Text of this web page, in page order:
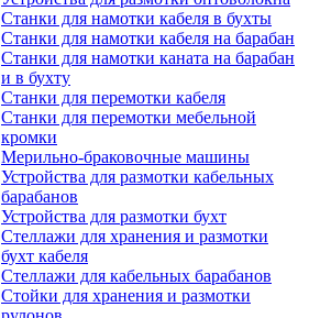
Станки для намотки кабеля в бухты
Станки для намотки кабеля на барабан
Станки для намотки каната на барабан
и в бухту
Станки для перемотки кабеля
Станки для перемотки мебельной
кромки
Мерильно-браковочные машины
Устройства для размотки кабельных
барабанов
Устройства для размотки бухт
Стеллажи для хранения и размотки
бухт кабеля
Стеллажи для кабельных барабанов
Стойки для хранения и размотки